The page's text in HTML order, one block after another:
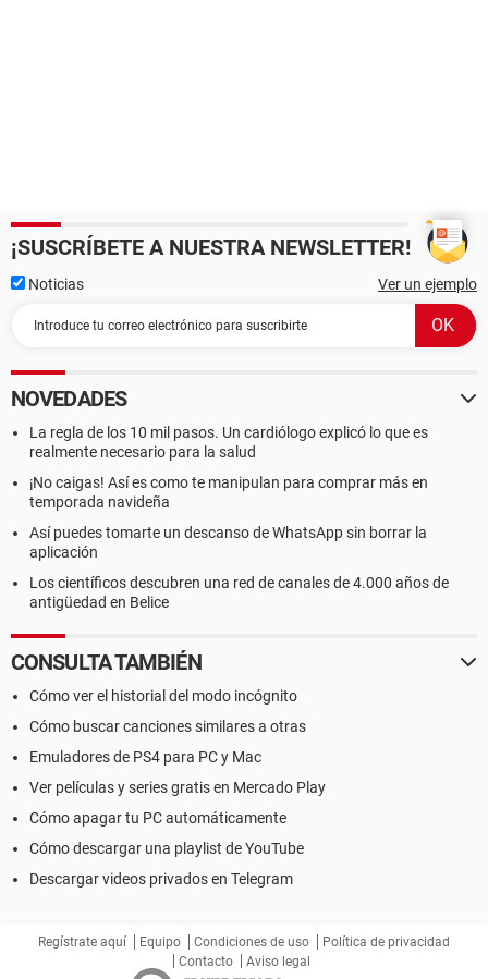
¡SUSCRÍBETE A NUESTRA NEWSLETTER!
Noticias Ver un ejemplo
NOVEDADES
La regla de los 10 mil pasos. Un cardiólogo explicó lo que es
realmente necesario para la salud
¡No caigas! Así es como te manipulan para comprar más en
temporada navideña
Así puedes tomarte un descanso de WhatsApp sin borrar la
aplicación
Los científicos descubren una red de canales de 4.000 años de
antigüedad en Belice
CONSULTA TAMBIÉN
Cómo ver el historial del modo incógnito
Cómo buscar canciones similares a otras
Emuladores de PS4 para PC y Mac
Ver películas y series gratis en Mercado Play
Cómo apagar tu PC automáticamente
Cómo descargar una playlist de YouTube
Descargar videos privados en Telegram
Regístrate aquí Equipo Condiciones de uso
Política de privacidad
Contacto
Aviso legal